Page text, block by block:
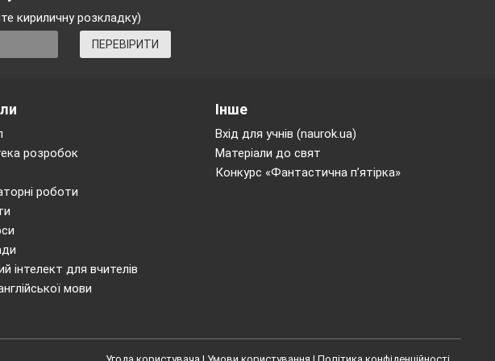
кириличну розкладку)
ПЕРЕВІРИТИ
розробок
роботи
інтелект для вчителів
мови
Інше
Вхід для учнів (naurok.ua)
Матеріали до свят
Конкурс «Фантастична п’ятірка»